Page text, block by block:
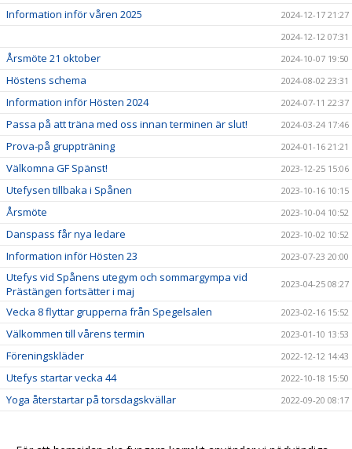
Information inför våren 2025
2024-12-17 21:27
2024-12-12 07:31
Årsmöte 21 oktober 2024-10-07 19:50
Höstens schema 2024-08-02 23:31
Information inför Hösten 2024 2024-07-11 22:37
Passa på att träna med oss innan terminen är slut! 2024-03-24 17:46
Prova-på gruppträning 2024-01-16 21:21
Välkomna GF Spänst! 2023-12-25 15:06
Utefysen tillbaka i Spånen 2023-10-16 10:15
Årsmöte 2023-10-04 10:52
Danspass får nya ledare 2023-10-02 10:52
Information inför Hösten 23 2023-07-23 20:00
Utefys vid Spånens utegym och sommargympa vid
Prästängen fortsätter i maj
2023-04-25 08:27
Vecka 8 flyttar grupperna från Spegelsalen 2023-02-16 15:52
Välkommen till vårens termin 2023-01-10 13:53
Föreningskläder 2022-12-12 14:43
Utefys startar vecka 44 2022-10-18 15:50
Yoga återstartar på torsdagskvällar
2022-09-20 08:17
SCHEMA + ANMÄLAN 2022-07-09 17:20